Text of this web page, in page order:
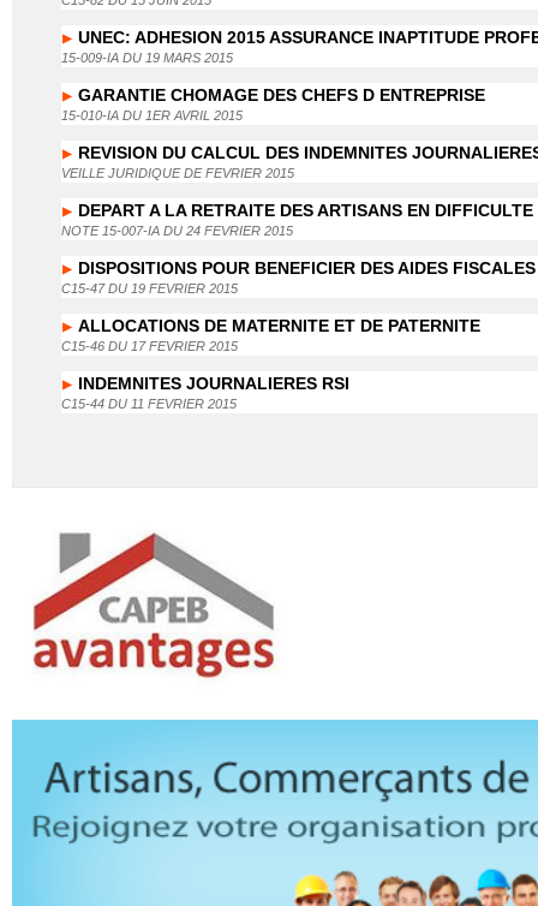
UNEC: ADHESION 2015 ASSURANCE INAPTITUDE
15-009-IA DU 19 MARS 2015
GARANTIE CHOMAGE DES CHEFS D ENTREPRISE
15-010-IA DU 1ER AVRIL 2015
REVISION DU CALCUL DES INDEMNITES
VEILLE JURIDIQUE DE FEVRIER 2015
DEPART A LA RETRAITE DES ARTISANS EN
NOTE 15-007-IA DU 24 FEVRIER 2015
DISPOSITIONS POUR BENEFICIER DES AIDES
C15-47 DU 19 FEVRIER 2015
ALLOCATIONS DE MATERNITE ET DE PATERNITE
C15-46 DU 17 FEVRIER 2015
INDEMNITES JOURNALIERES RSI
C15-44 DU 11 FEVRIER 2015